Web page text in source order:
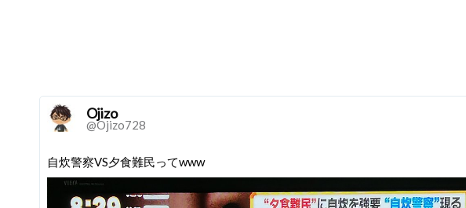
Ojizo
@Ojizo728
自炊警察VS夕食難民ってwww